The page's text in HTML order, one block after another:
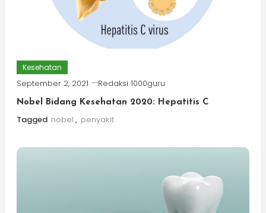
Kesehatan
September 2, 2021 Redaksi 1000guru
Nobel Bidang Kesehatan 2020: Hepatitis C
Tagged nobel , penyakit